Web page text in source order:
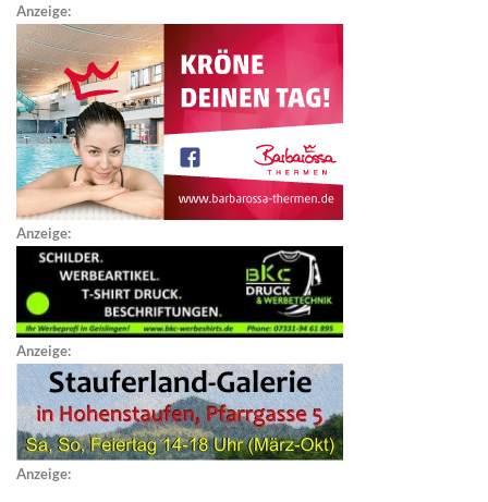
Anzeige:
Anzeige:
Anzeige:
Anzeige: